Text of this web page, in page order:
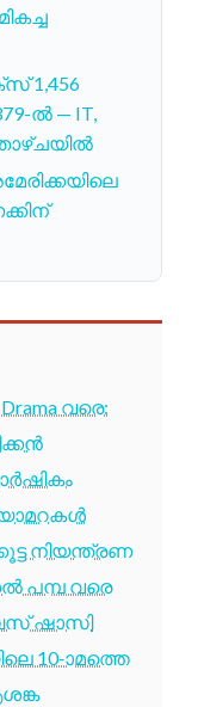
1,456
ൽ — IT,
വരെ:
നിയന്ത്രണ
പമ്പ വരെ
ഷാസി
10-ാമത്തെ